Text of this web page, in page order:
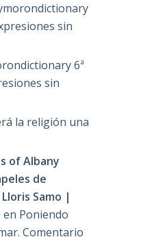
sin
6ª
sin
la religión una
of Albany
de
Samo |
en Poniendo
Comentario